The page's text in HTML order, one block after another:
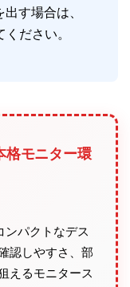
す場合は、
ださい。
格モニター環
ンパクトなデス
認しやすさ、部
えるモニタース